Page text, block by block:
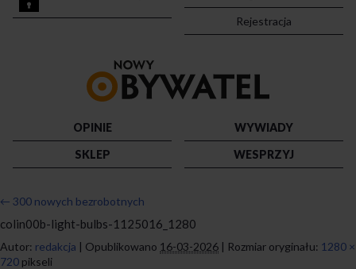
Rejestracja
strony
OPINIE
WYWIADY
SKLEP
WESPRZYJ
← 300 nowych bezrobotnych
colin00b-light-bulbs-1125016_1280
Autor: redakcja | Opublikowano 16-03-2026 | Rozmiar oryginału: 1280 ×
720 pikseli